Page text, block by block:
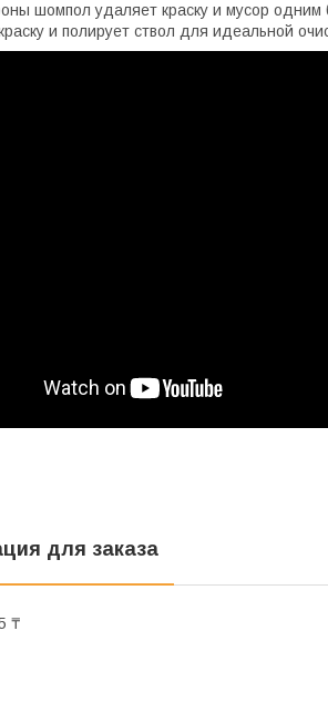
шомпол удаляет краску и мусор
и полирует ствол для идеальной
для заказа
₸